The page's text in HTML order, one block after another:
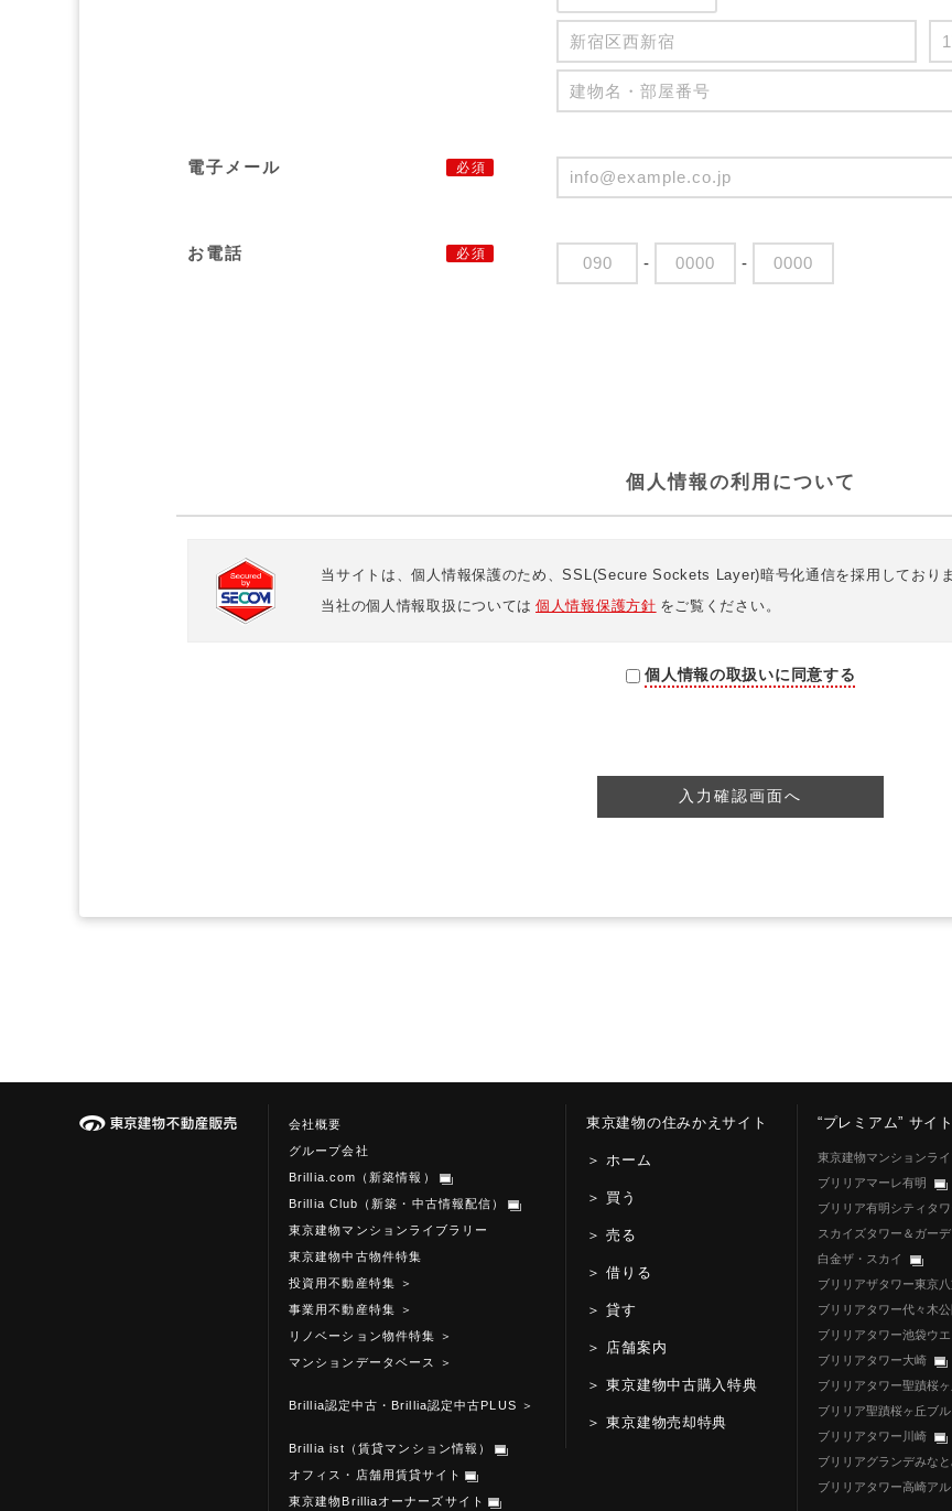
電子メール 必須
お電話 必須
- -
個人情報の利用について
当サイトは、個人情報保護のため、SSL(Secure Sockets Layer)暗号化通信を採用しておりま
当社の個人情報取扱については 個人情報保護方針 をご覧ください。
個人情報の取扱いに同意する
会社概要
グループ会社
Brillia.com（新築情報）
Brillia Club（新築・中古情報配信）
東京建物マンションライブラリー
東京建物中古物件特集
投資用不動産特集 ＞
事業用不動産特集 ＞
リノベーション物件特集 ＞
マンションデータベース
＞
Brillia認定中古・Brillia認定中古PLUS ＞
Brillia ist（賃貸マンション情報）
オフィス・店舗用賃貸サイト
東京建物Brilliaオーナーズサイト
東京建物の住みかえサイト
＞ ホーム
＞ 買う
＞ 売る
＞ 借りる
＞ 貸す
＞ 店舗案内
＞ 東京建物中古購入特典
＞ 東京建物売却特典
“プレミアム” サイト
東京建物マンションラ
ブリリアマーレ有明
ブリリア有明シティタワ
スカイズタワー＆ガーデ
白金ザ・スカイ
ブリリアザタワー東京
ブリリアタワー代々木
ブリリアタワー池袋ウエ
ブリリアタワー大崎
ブリリアタワー聖蹟桜
ブリリア聖蹟桜ヶ丘ブ
ブリリアタワー川崎
ブリリアグランデみな
ブリリアタワー高崎ア